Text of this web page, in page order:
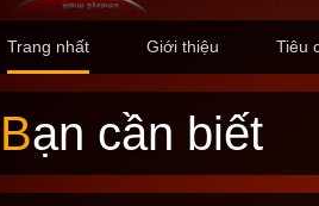
Trang nhất Giới thiệu Tiêu
Bạn cần biết